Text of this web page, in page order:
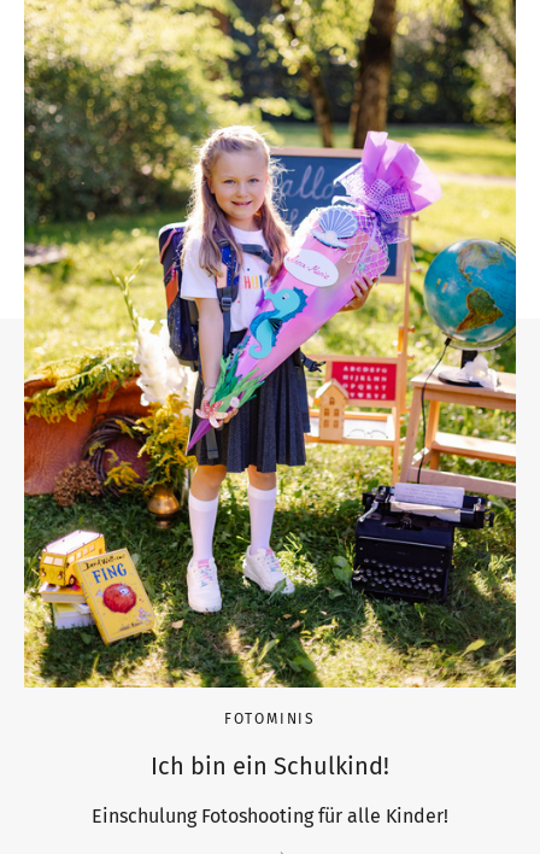
FOTOMINIS
Ich bin ein Schulkind!
Einschulung Fotoshooting für alle Kinder!